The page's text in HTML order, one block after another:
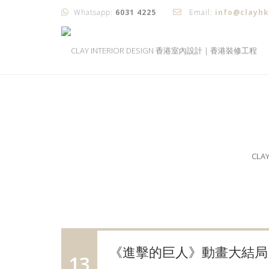
Whatsapp: 6031 4225 Email:
《進擊的巨人》動畫大結